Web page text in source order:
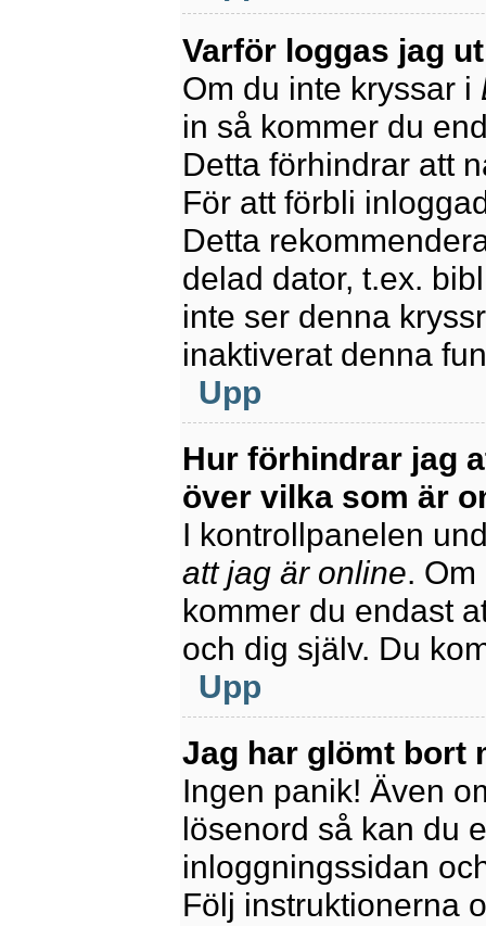
Varför loggas jag
Om du inte kryssar i
in så kommer du
Detta förhindrar att
För att förbli
Detta
delad dator, t.ex.
inte ser denna
inaktiverat denna
Upp
Hur förhindrar jag
över vilka som är
I kontrollpanelen
att jag är online.
kommer du endast
och dig själv. Du
Upp
Jag har glömt bort
Ingen panik! Även
lösenord så kan du
inloggningssidan
Följ instruktionerna